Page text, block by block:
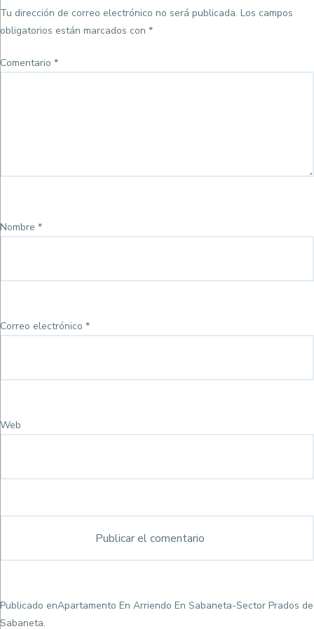
Tu dirección de correo electrónico no será publicada. Los campos
obligatorios están marcados con *
Comentario *
Nombre *
Correo electrónico *
Web
Navegación
de
Publicado enApartamento En Arriendo En Sabaneta-Sector Prados de
Sabaneta.